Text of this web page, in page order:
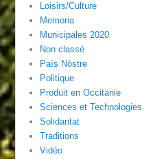
Loisirs/Culture
Memoria
Municipales 2020
Non classé
País Nòstre
Politique
Produit en Occitanie
Sciences et Technologies
Solidaritat
Traditions
Vidéo